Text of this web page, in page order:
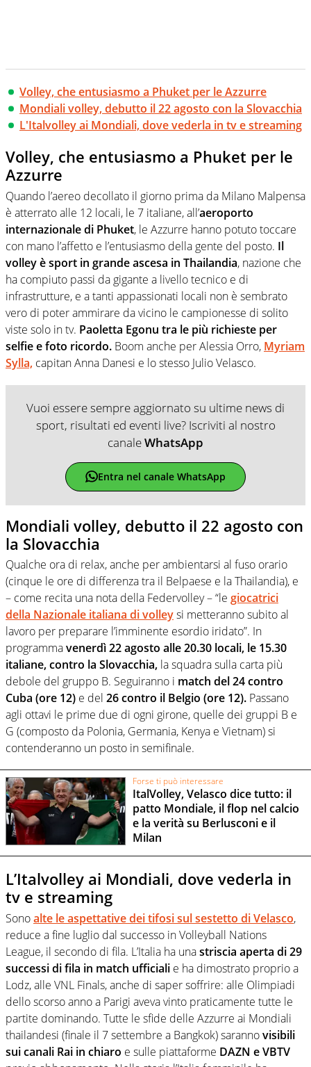
Volley, che entusiasmo a Phuket per le Azzurre
Mondiali volley, debutto il 22 agosto con la Slovacchia
L'Italvolley ai Mondiali, dove vederla in tv e streaming
Volley, che entusiasmo a Phuket per le
Azzurre
Quando l’aereo decollato il giorno prima da Milano Malpensa
è atterrato alle 12 locali, le 7 italiane, all’aeroporto
internazionale di Phuket, le Azzurre hanno potuto toccare
con mano l’affetto e l’entusiasmo della gente del posto. Il
volley è sport in grande ascesa in Thailandia, nazione che
ha compiuto passi da gigante a livello tecnico e di
infrastrutture, e a tanti appassionati locali non è sembrato
vero di poter ammirare da vicino le campionesse di solito
viste solo in tv. Paoletta Egonu tra le più richieste per
selfie e foto ricordo. Boom anche per Alessia Orro, Myriam
Sylla, capitan Anna Danesi e lo stesso Julio Velasco.
Vuoi essere sempre aggiornato su ultime news di
sport, risultati ed eventi live? Iscriviti al nostro
canaleWhatsApp
Entra nel canale WhatsApp
Mondiali volley, debutto il 22 agosto con
la Slovacchia
Qualche ora di relax, anche per ambientarsi al fuso orario
(cinque le ore di differenza tra il Belpaese e la Thailandia), e
– come recita una nota della Federvolley – “le giocatrici
della Nazionale italiana di volleysi metteranno subito al
lavoro per preparare l’imminente esordio iridato”. In
programmavenerdì 22 agosto alle 20.30 locali, le 15.30
italiane, contro la Slovacchia, la squadra sulla carta più
debole del gruppo B. Seguiranno i match del 24 contro
Cuba (ore 12) e del 26 contro il Belgio (ore 12). Passano
agli ottavi le prime due di ogni girone, quelle dei gruppi B e
G (composto da Polonia, Germania, Kenya e Vietnam) si
contenderanno un posto in semifinale.
Forse ti può interessare
ItalVolley, Velasco dice tutto: il
patto Mondiale, il flop nel calcio
e la verità su Berlusconi e il
Milan
L’Italvolley ai Mondiali, dove vederla in
tv e streaming
Sonoalte le aspettative dei tifosi sul sestetto di Velasco,
reduce a fine luglio dal successo in Volleyball Nations
League, il secondo di fila. L’Italia ha unastriscia aperta di 29
successi di fila in match ufficiali e ha dimostrato proprio a
Lodz, alle VNL Finals, anche di saper soffrire: alle Olimpiadi
dello scorso anno a Parigi aveva vinto praticamente tutte le
partite dominando. Tutte le sfide delle Azzurre ai Mondiali
thailandesi (finale il 7 settembre a Bangkok) sarannovisibili
sui canali Rai in chiaro e sulle piattaforme DAZN e VBTV